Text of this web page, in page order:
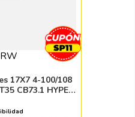
17X7 4-100/108
CB73.1 HYPER